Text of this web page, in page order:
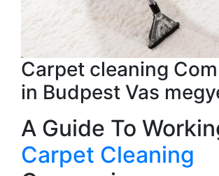
Carpet cleaning
in Budpest Vas
A Guide To
Carpet Cleaning